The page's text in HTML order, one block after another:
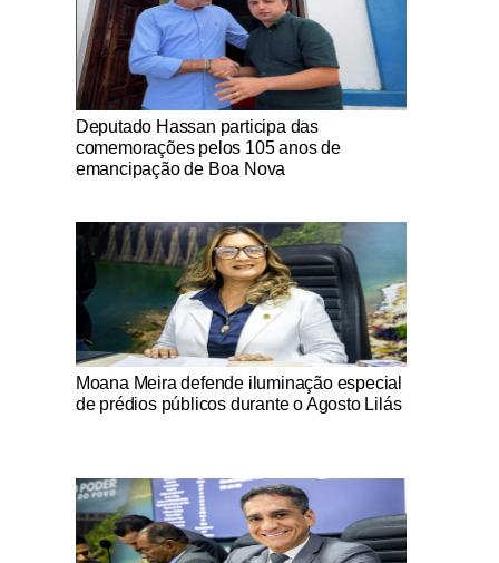
Notícias Católicas
Deputado Hassan participa das
comemorações pelos 105 anos de
emancipação de Boa Nova
Notícias Católicas
Moana Meira defende iluminação especial
de prédios públicos durante o Agosto Lilás